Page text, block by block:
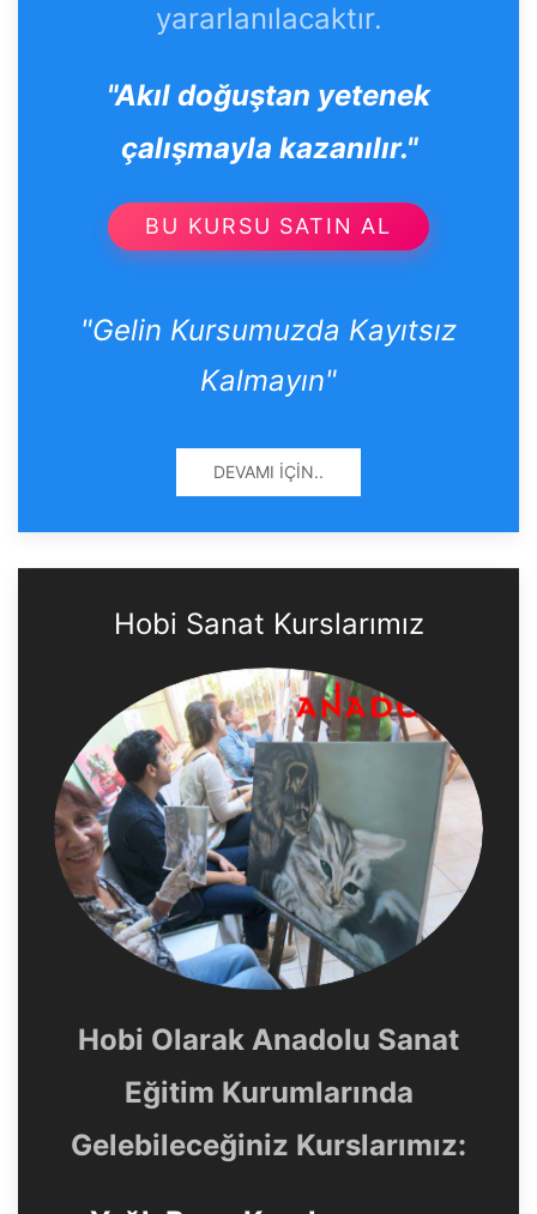
yararlanılacaktır.
"Akıl doğuştan yetenek
çalışmayla kazanılır."
BU KURSU SATIN AL
"Gelin Kursumuzda Kayıtsız
Kalmayın"
DEVAMI İÇIN..
Hobi Sanat Kurslarımız
Hobi Olarak Anadolu Sanat
Eğitim Kurumlarında
Gelebileceğiniz Kurslarımız: